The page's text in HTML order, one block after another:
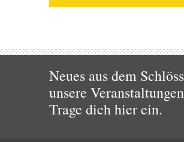
Neues aus dem
unsere
Trage dich hier ein.